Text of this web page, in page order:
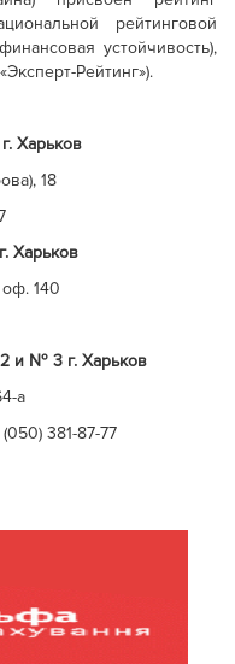
рейтинговой
устойчивость),
Рейтинг»).
Харьков
18
Харьков
140
и № 3 г. Харьков
а
381-87-77